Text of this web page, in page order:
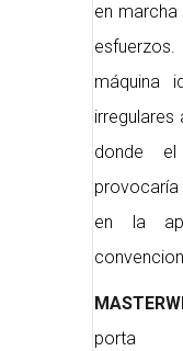
en
máquina
donde
en la
porta